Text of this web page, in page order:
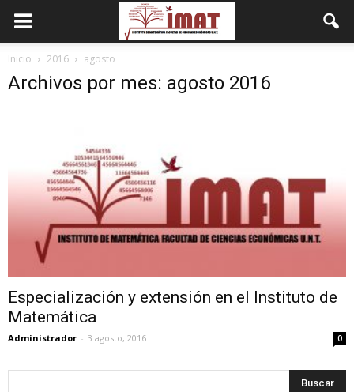
Inicio 2016 agosto
Archivos por mes: agosto 2016
Especialización y extensión en el Instituto de
Matemática
Administrador - 3 agosto, 2016 0